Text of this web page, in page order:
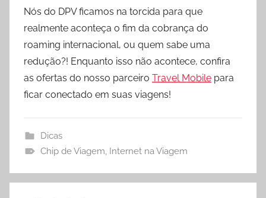
Nós do DPV ficamos na torcida para que
realmente aconteça o fim da cobrança do
roaming internacional, ou quem sabe uma
redução?! Enquanto isso não acontece, confira
as ofertas do nosso parceiro Travel Mobile para
ficar conectado em suas viagens!
Dicas
Chip de Viagem Internet na Viagem